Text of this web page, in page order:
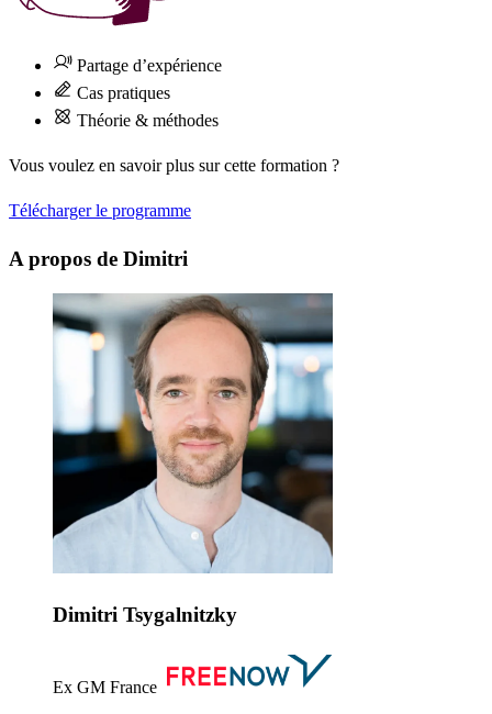
Partage d’expérience
Cas pratiques
Théorie & méthodes
Vous voulez en savoir plus sur cette formation ?
Télécharger le programme
A propos de Dimitri
Dimitri Tsygalnitzky
Ex GM France